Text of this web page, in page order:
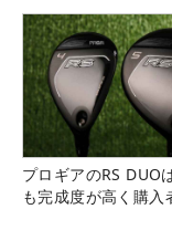
プロギアのRS DUO
も完成度が高く購入